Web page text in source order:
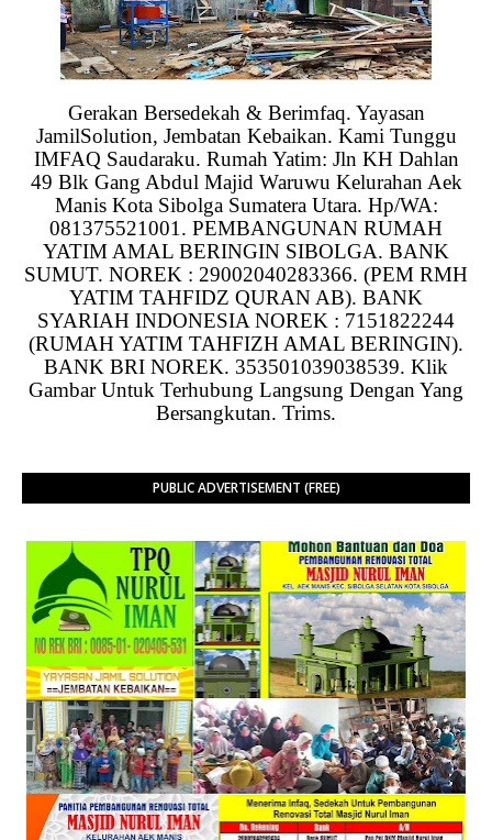
Gerakan Bersedekah & Berimfaq. Yayasan
JamilSolution, Jembatan Kebaikan. Kami Tunggu
IMFAQ Saudaraku. Rumah Yatim: Jln KH Dahlan
49 Blk Gang Abdul Majid Waruwu Kelurahan Aek
Manis Kota Sibolga Sumatera Utara. Hp/WA:
081375521001. PEMBANGUNAN RUMAH
YATIM AMAL BERINGIN SIBOLGA. BANK
SUMUT. NOREK : 29002040283366. (PEM RMH
YATIM TAHFIDZ QURAN AB). BANK
SYARIAH INDONESIA NOREK : 7151822244
(RUMAH YATIM TAHFIZH AMAL BERINGIN).
BANK BRI NOREK. 353501039038539. Klik
Gambar Untuk Terhubung Langsung Dengan Yang
Bersangkutan. Trims.
PUBLIC ADVERTISEMENT (FREE)